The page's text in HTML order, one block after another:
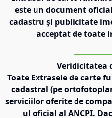
este un document
cadastru și publicitate
acceptat de toate
Veridicitatea
Toate Extrasele de carte
cadastral (pe
serviciilor oferite de
ul oficial al ANCPI.